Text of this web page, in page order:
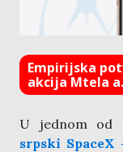
Empirijska
akcija Mtela
U jednom od
srpski SpaceX